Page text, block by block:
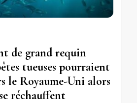
de grand requin
tueuses pourraient
le Royaume-Uni alors
réchauffent